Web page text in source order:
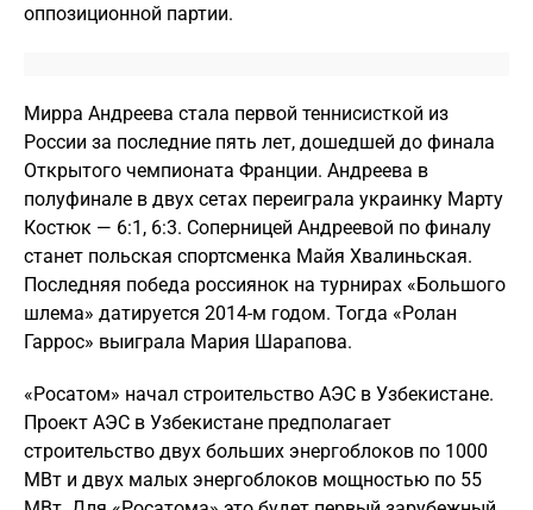
оппозиционной партии.
Мирра Андреева стала первой теннисисткой из
России за последние пять лет, дошедшей до финала
Открытого чемпионата Франции. Андреева в
полуфинале в двух сетах переиграла украинку Марту
Костюк — 6:1, 6:3. Соперницей Андреевой по финалу
станет польская спортсменка Майя Хвалиньская.
Последняя победа россиянок на турнирах «Большого
шлема» датируется 2014-м годом. Тогда «Ролан
Гаррос» выиграла Мария Шарапова.
«Росатом» начал строительство АЭС в Узбекистане.
Проект АЭС в Узбекистане предполагает
строительство двух больших энергоблоков по 1000
МВт и двух малых энергоблоков мощностью по 55